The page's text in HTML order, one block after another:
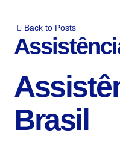
Back to Posts
Brasil